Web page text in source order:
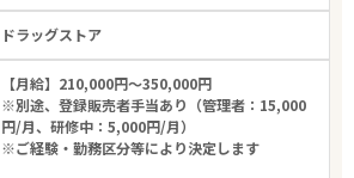
ドラッグストア
【月給】210,000円～350,000円
※別途、登録販売者手当あり（管理者：15,000
円/月、研修中：5,000円/月）
※ご経験・勤務区分等により決定します